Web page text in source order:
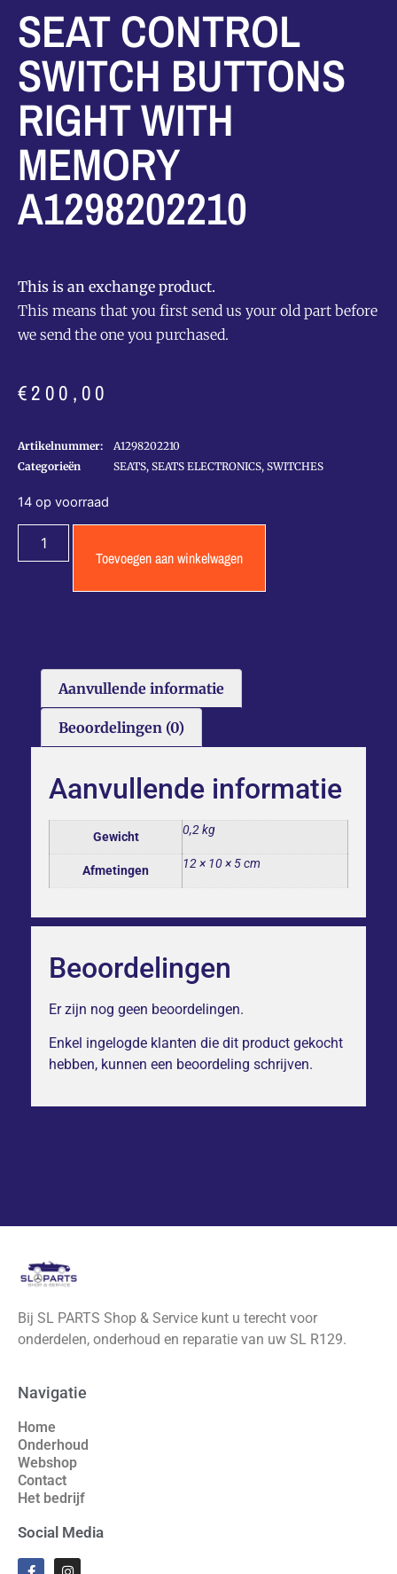
SEAT CONTROL
SWITCH BUTTONS
RIGHT WITH
MEMORY
A1298202210
This is an exchange product.
This means that you first send us your old part before
we send the one you purchased.
€200,00
Artikelnummer:
A1298202210
Categorieën
SEATS, SEATS ELECTRONICS, SWITCHES
14 op voorraad
Toevoegen aan winkelwagen
Aanvullende informatie
Beoordelingen (0)
Aanvullende informatie
Gewicht 0,2 kg
Afmetingen 12 × 10 × 5 cm
Beoordelingen
Er zijn nog geen beoordelingen.
Enkel ingelogde klanten die dit product gekocht
hebben, kunnen een beoordeling schrijven.
Bij SL PARTS Shop & Service kunt u terecht voor
onderdelen, onderhoud en reparatie van uw SL R129.
Navigatie
Home
Onderhoud
Webshop
Contact
Het bedrijf
Social Media